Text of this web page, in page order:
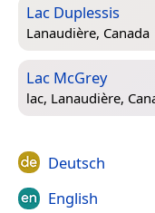
Lac Duplessis
Lanaudière, Canada
Lac McGrey
lac, Lanaudière,
Deutsch
English